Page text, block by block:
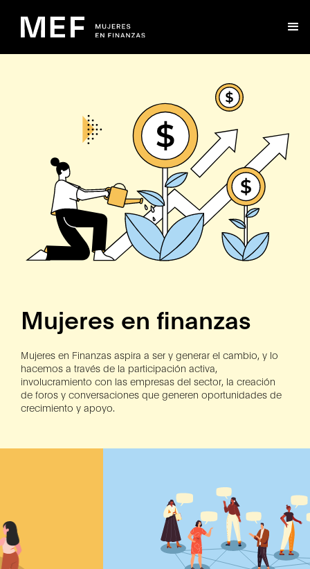
Mujeres en finanzas
Mujeres en Finanzas aspira a ser y generar el cambio, y lo
hacemos a través de la participación activa,
involucramiento con las empresas del sector, la creación
de foros y conversaciones que generen oportunidades de
crecimiento y apoyo.